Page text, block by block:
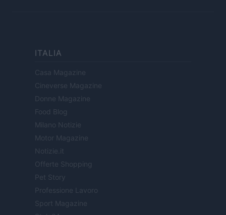
ITALIA
Casa Magazine
Cineverse Magazine
Donne Magazine
Food Blog
Milano Notizie
Motor Magazine
Notizie.it
Offerte Shopping
Pet Story
Professione Lavoro
Sport Magazine